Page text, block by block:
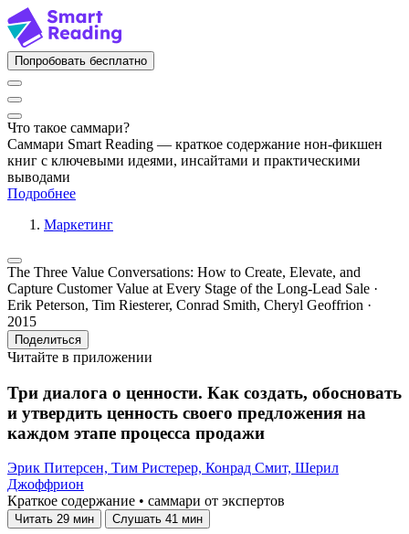
Попробовать бесплатно
Что такое саммари?
Саммари Smart Reading — краткое содержание нон-фикшен
книг с ключевыми идеями, инсайтами и практическими
выводами
Подробнее
Маркетинг
The Three Value Conversations: How to Create, Elevate, and
Capture Customer Value at Every Stage of the Long-Lead Sale ·
Erik Peterson, Tim Riesterer, Conrad Smith, Cheryl Geoffrion ·
2015
Поделиться
Читайте в приложении
Три диалога о ценности. Как создать, обосновать
и утвердить ценность своего предложения на
каждом этапе процесса продажи
Эрик Питерсен, Тим Ристерер, Конрад Смит, Шерил
Джоффрион
Краткое содержание • саммари от экспертов
Читать 29 мин Слушать 41 мин